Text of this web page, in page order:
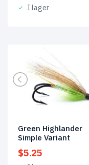
I lager
Green Highlander
Simple Variant
$5.25